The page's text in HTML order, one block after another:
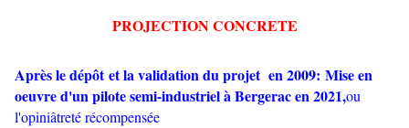
PROJECTION CONCRETE
Après le dépôt et la validation du projet en 2009: Mise en
oeuvre d'un pilote semi-industriel à Bergerac en 2021,ou
l'opiniâtreté récompensée